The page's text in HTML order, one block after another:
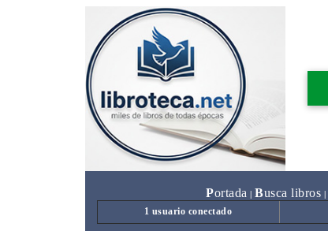
Portada Busca libros
1 usuario conectado